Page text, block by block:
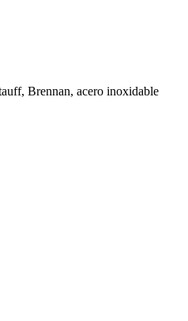
Brennan, acero inoxidable